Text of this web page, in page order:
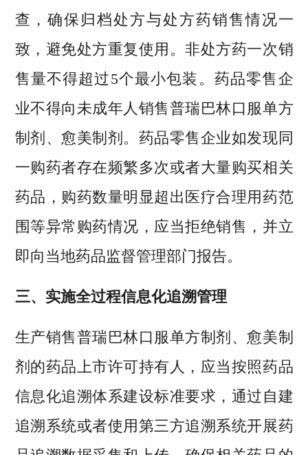
查，确保归档处方与处方药销售情况一
致，避免处方重复使用。非处方药一次销
售量不得超过5个最小包装。药品零售企
业不得向未成年人销售普瑞巴林口服单方
制剂、愈美制剂。药品零售企业如发现同
一购药者存在频繁多次或者大量购买相关
药品，购药数量明显超出医疗合理用药范
围等异常购药情况，应当拒绝销售，并立
即向当地药品监督管理部门报告。
三、实施全过程信息化追溯管理
生产销售普瑞巴林口服单方制剂、愈美制
剂的药品上市许可持有人，应当按照药品
信息化追溯体系建设标准要求，通过自建
追溯系统或者使用第三方追溯系统开展药